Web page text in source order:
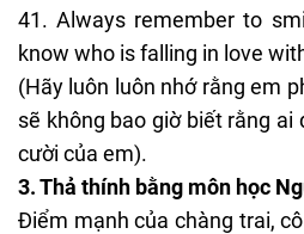
Always remember to
know who is falling in love
(Hãy luôn luôn nhớ rằng em
sẽ không bao giờ biết rằng ai
cười của em).
3. Thả thính bằng môn học
Điểm mạnh của chàng trai,